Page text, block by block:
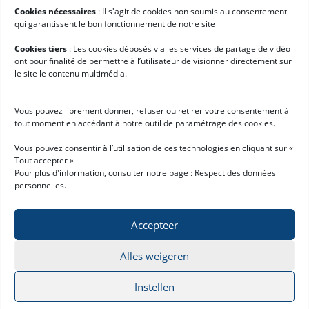
Cookies nécessaires : II s'agit de cookies non soumis au consentement
qui garantissent le bon fonctionnement de notre site
Cookies tiers : Les cookies déposés via les services de partage de vidéo
ont pour finalité de permettre à l’utilisateur de visionner directement sur
le site le contenu multimédia.
Vous pouvez librement donner, refuser ou retirer votre consentement à
tout moment en accédant à notre outil de paramétrage des cookies.
Vous pouvez consentir à l’utilisation de ces technologies en cliquant sur «
Tout accepter »
Pour plus d'information, consulter notre page : Respect des données
personnelles.
Accepteer
Alles weigeren
Instellen
Services voor Hardis
Nieuws
Aan de slag met Hardis
Demo aanvragen
Word Hardis-partner
Privacyverklaring
Disclaimer
© 2026 Hardis Supply Chain